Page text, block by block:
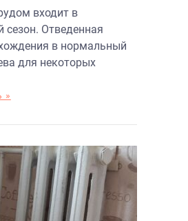
входит в
сезон. Отведенная
в нормальный
для некоторых
»